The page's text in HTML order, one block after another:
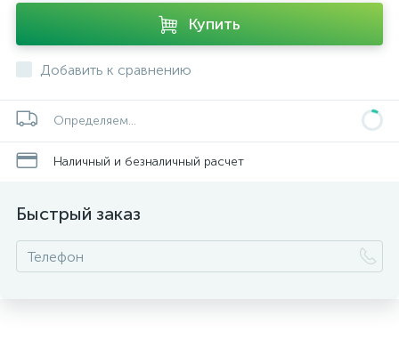
Купить
Добавить к сравнению
Определяем...
Наличный и безналичный расчет
Быстрый заказ